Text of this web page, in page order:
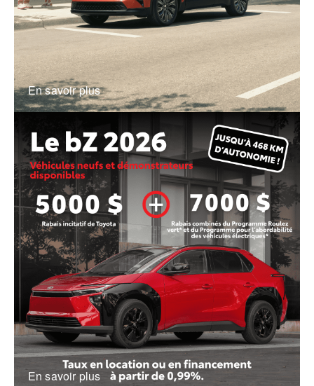
En savoir plus
En savoir plus